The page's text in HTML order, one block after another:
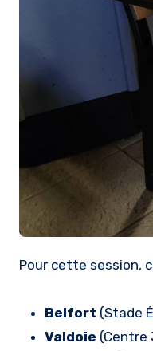
Pour cette session,
Belfort (Stade
Valdoie (Centre